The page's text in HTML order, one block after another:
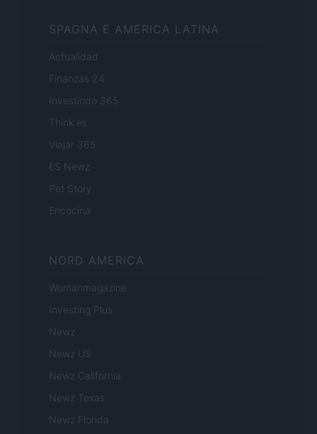
SPAGNA E AMERICA LATINA
Actualidad
Finanzas 24
Investindo 365
Think.es
Viajar 365
ES Newz
Pet Story
Encocina
NORD AMERICA
Womanmagazine
Investing Plus
Newz
Newz US
Newz California
Newz Texas
Newz Florida